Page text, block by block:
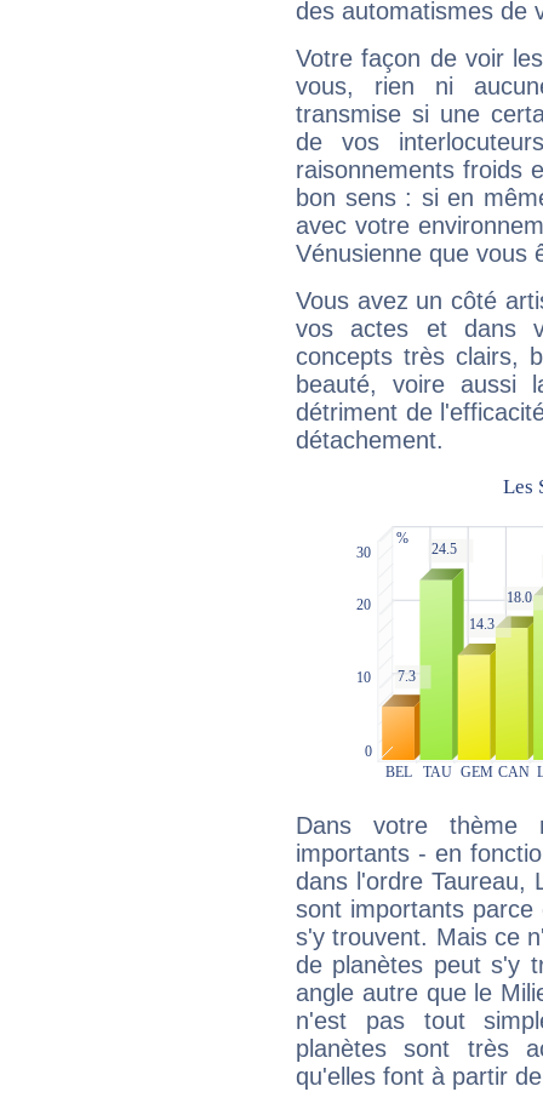
des automatismes de
Votre façon de voir
vous, rien ni
transmise si une
de vos
raisonnements froids
bon sens : si en
avec votre
Vénusienne que vous
Vous avez un côté
vos actes et dans
concepts très clairs,
beauté, voire aussi
détriment de
détachement.
Dans votre thème
importants - en
dans l'ordre Taureau,
sont importants parce
s'y trouvent. Mais ce
de planètes peut s'y
angle autre que le
n'est pas tout
planètes sont très
qu'elles font à partir